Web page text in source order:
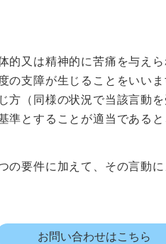
的又は精神的に苦痛を与え
支障が生じることをいいま
（同様の状況で当該言動
とすることが適当であると
要件に加えて、その言動
お問い合わせはこちら